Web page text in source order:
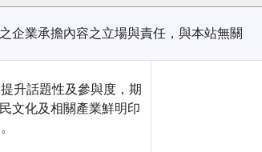
企業承擔內容之立場與責任，與本站無關
升話題性及參與度，期
文化及相關產業鮮明印